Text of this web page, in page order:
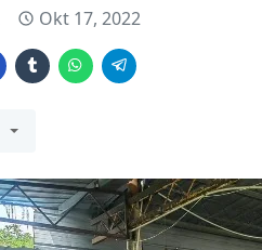
Okt 17, 2022